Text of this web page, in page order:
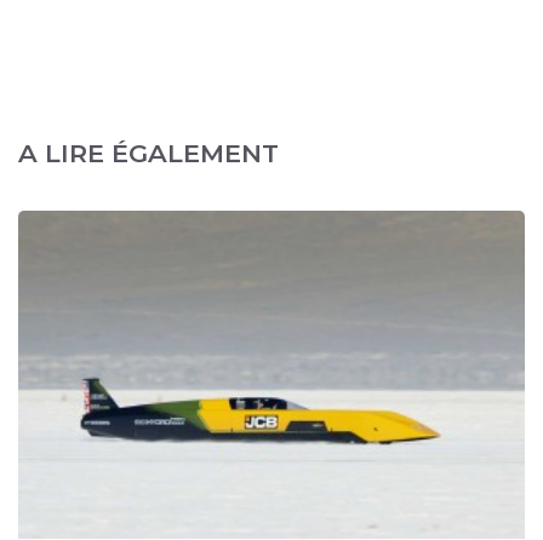
A LIRE ÉGALEMENT